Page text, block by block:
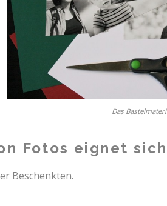
Das
Fotos eignet
Beschenkten.